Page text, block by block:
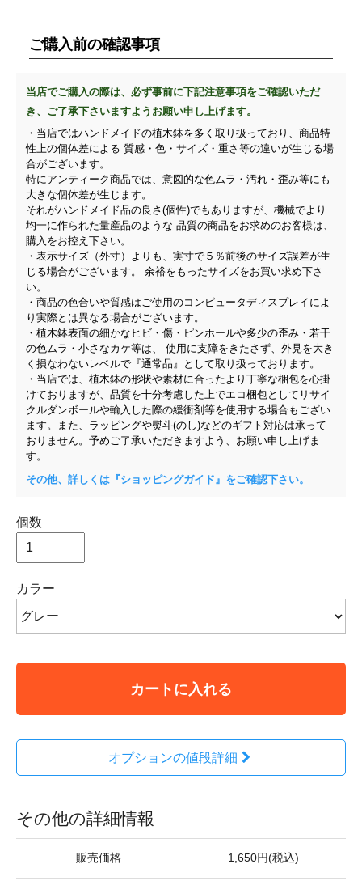
ご購入前の確認事項
当店でご購入の際は、必ず事前に下記注意事項をご確認いただ
き、ご了承下さいますようお願い申し上げます。
・当店ではハンドメイドの植木鉢を多く取り扱っており、商品特
性上の個体差による 質感・色・サイズ・重さ等の違いが生じる場
合がございます。
特にアンティーク商品では、意図的な色ムラ・汚れ・歪み等にも
大きな個体差が生じます。
それがハンドメイド品の良さ(個性)でもありますが、機械でより
均一に作られた量産品のような 品質の商品をお求めのお客様は、
購入をお控え下さい。
・表示サイズ（外寸）よりも、実寸で５％前後のサイズ誤差が生
じる場合がございます。 余裕をもったサイズをお買い求め下さ
い。
・商品の色合いや質感はご使用のコンピュータディスプレイによ
り実際とは異なる場合がございます。
・植木鉢表面の細かなヒビ・傷・ピンホールや多少の歪み・若干
の色ムラ・小さなカケ等は、 使用に支障をきたさず、外見を大き
く損なわないレベルで『通常品』として取り扱っております。
・当店では、植木鉢の形状や素材に合ったより丁寧な梱包を心掛
けておりますが、品質を十分考慮した上でエコ梱包としてリサイ
クルダンボールや輸入した際の緩衝剤等を使用する場合もござい
ます。また、ラッピングや熨斗(のし)などのギフト対応は承って
おりません。予めご了承いただきますよう、お願い申し上げま
す。
その他、詳しくは『ショッピングガイド』をご確認下さい。
個数
カラー
カートに入れる
オプションの値段詳細
その他の詳細情報
販売価格 1,650円(税込)